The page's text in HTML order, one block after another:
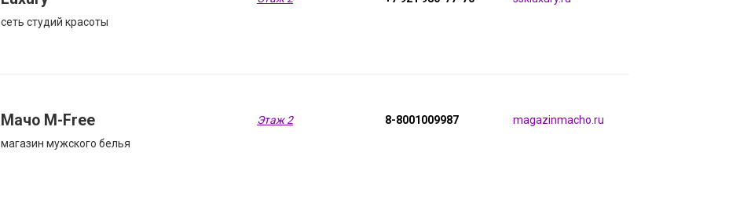
сеть студий красоты
Мачо M-Free
магазин мужского белья
Этаж 2 8-8001009987 magazinmacho.ru